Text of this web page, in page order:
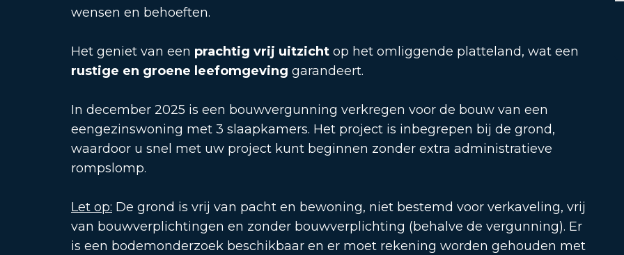
wensen en behoeften.
Het geniet van een prachtig vrij uitzicht op het omliggende platteland, wat een
rustige en groene leefomgeving garandeert.
In december 2025 is een bouwvergunning verkregen voor de bouw van een
eengezinswoning met 3 slaapkamers. Het project is inbegrepen bij de grond,
waardoor u snel met uw project kunt beginnen zonder extra administratieve
rompslomp.
Let op: De grond is vrij van pacht en bewoning, niet bestemd voor verkaveling, vrij
van bouwverplichtingen en zonder bouwverplichting (behalve de vergunning). Er
is een bodemonderzoek beschikbaar en er moet rekening worden gehouden met